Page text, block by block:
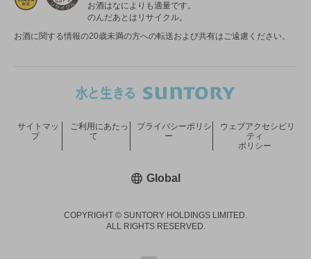
お酒はなによりも適量です。
のんだあとはリサイクル。
お酒に関する情報の20歳未満の方への転送および共有はご遠慮ください。
COPYRIGHT © SUNTORY HOLDINGS LIMITED.
ALL RIGHTS RESERVED.
サイトマッ
プ
ご利用にあたっ
て
プライバシーポリシ
ー
ウェブアクセシビリ
ティ
ポリシー
Global新しいウィンドウで開く